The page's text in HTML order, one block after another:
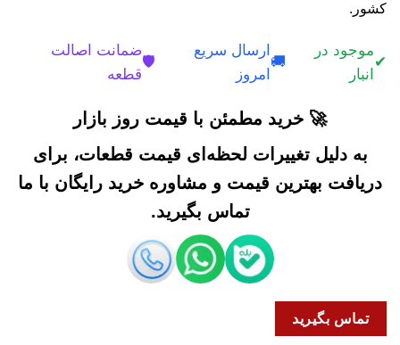
کشور.
✔
موجود در
انبار
🚚
ارسال سریع
امروز
🛡️
ضمانت اصالت
قطعه
🚀 خرید مطمئن با قیمت روز بازار
به دلیل تغییرات لحظه‌ای قیمت قطعات، برای
دریافت بهترین قیمت و مشاوره خرید رایگان با ما
تماس بگیرید.
تماس بگیرید